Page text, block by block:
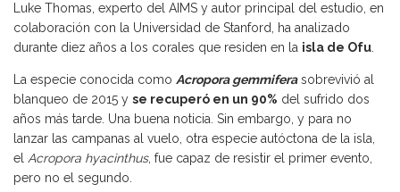
Luke Thomas, experto del AIMS y autor principal del estudio, en
colaboración con la Universidad de Stanford, ha analizado
durante diez años a los corales que residen en la isla de Ofu.
La especie conocida como Acropora gemmiferasobrevivió al
blanqueo de 2015 y se recuperó en un 90% del sufrido dos
años más tarde. Una buena noticia. Sin embargo, y para no
lanzar las campanas al vuelo, otra especie autóctona de la isla,
el Acropora hyacinthus, fue capaz de resistir el primer evento,
pero no el segundo.